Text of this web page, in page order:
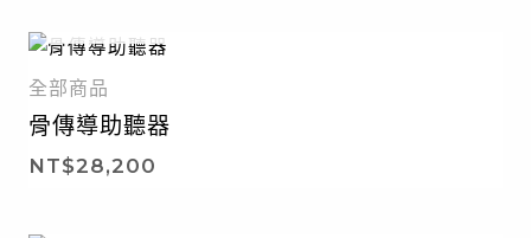
全部商品
骨傳導助聽器
NT$28,200